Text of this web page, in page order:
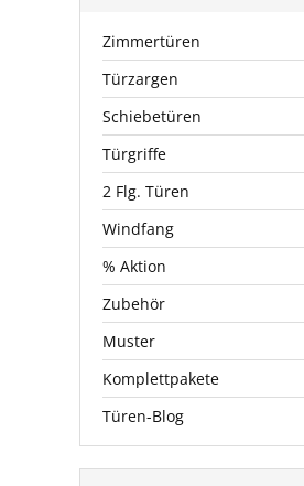
Zimmertüren
Türzargen
Schiebetüren
Türgriffe
2 Flg. Türen
Windfang
% Aktion
Zubehör
Muster
Komplettpakete
Türen-Blog